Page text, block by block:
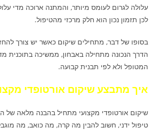
עלולה לגרום לעומס מיותר, והמתנה ארוכה מדי
לכן תזמון נכון הוא חלק מרכזי מהטיפול.
בסופו של דבר, מתחילים שיקום כאשר יש צורך
הדרך הנכונה מתחילה באבחון, ממשיכה בתוכנית
המטופל ולא לפי תבנית קבועה.
איך מתבצע שיקום אורטופדי
שיקום אורטופדי מקצועי מתחיל בהבנה מלאה של
טיפול ידני, חשוב להבין מה קרה, מה כואב, מה